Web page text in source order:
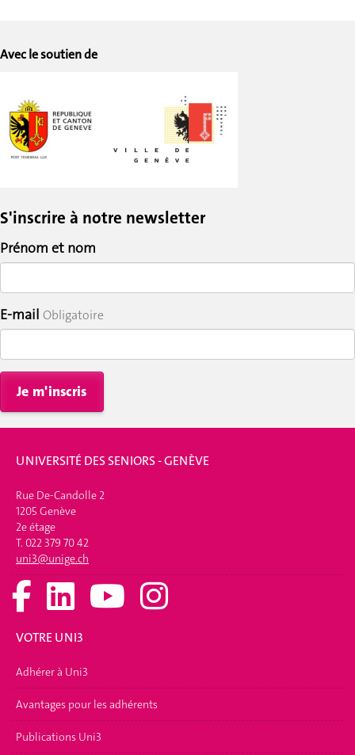
Avec le soutien de
S'inscrire à notre newsletter
Prénom et nom
E-mail Obligatoire
Je m'inscris
UNIVERSITÉ DES SENIORS - GENÈVE
Rue De-Candolle 2
1205 Genève
2e étage
T. 022 379 70 42
uni3@unige.ch
VOTRE UNI3
Adhérer à Uni3
Avantages pour les adhérents
Publications Uni3